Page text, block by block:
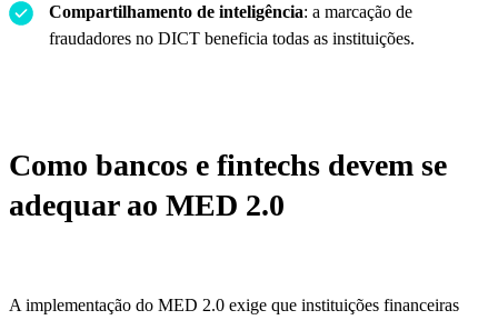
Compartilhamento de inteligência: a marcação de
fraudadores no DICT beneficia todas as instituições.
Como bancos e fintechs devem se
adequar ao MED 2.0
A implementação do MED 2.0 exige que instituições financeiras